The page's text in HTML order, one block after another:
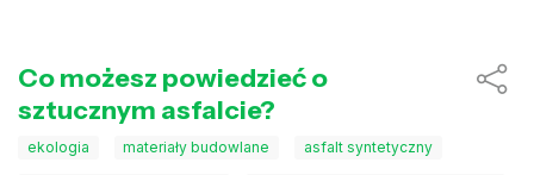
Co możesz powiedzieć o
sztucznym asfalcie?
ekologia materiały budowlane asfalt syntetyczny